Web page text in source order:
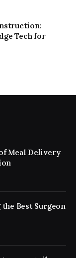
Tech for
Meal Delivery
Best Surgeon